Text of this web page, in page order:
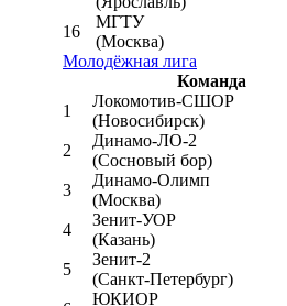
16
МГТУ
(Москва)
Молодёжная лига
Команда
1
Локомотив-CШОР
(Новосибирск)
2
Динамо-ЛО-2
(Сосновый бор)
3
Динамо-Олимп
(Москва)
4
Зенит-УОР
(Казань)
5
Зенит-2
(Санкт-Петербург)
ЮКИОР